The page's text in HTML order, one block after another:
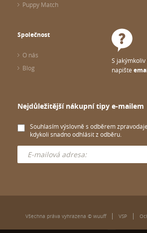
Puppy Match
Společnost
O nás
Blog
S
napište
Nejdůležitější nákupní tipy e-mailem
Souhlasím výslovně s odběrem
kdykoli snadno odhlásit z odběru.
Všechna práva vyhrazena © wuuff VSP